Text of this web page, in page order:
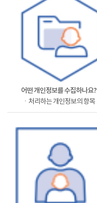
어떤 개인정보를 수집하나요?
ㆍ처리하는 개인정보의 항목